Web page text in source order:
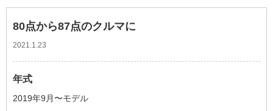
80点から87点のクルマに
2021.1.23
年式
2019年9月〜モデル